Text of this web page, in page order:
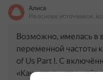
Алиса
На основе источников,
Возможно, имелась в
переменной частоты
of Us Part I. С
«Качество» игра идёт